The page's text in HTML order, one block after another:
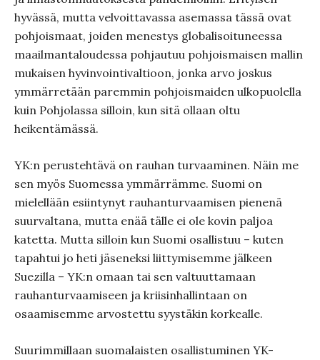
hyvässä, mutta velvoittavassa asemassa tässä ovat
pohjoismaat, joiden menestys globalisoituneessa
maailmantaloudessa pohjautuu pohjoismaisen mallin
mukaisen hyvinvointivaltioon, jonka arvo joskus
ymmärretään paremmin pohjoismaiden ulkopuolella
kuin Pohjolassa silloin, kun sitä ollaan oltu
heikentämässä.
YK:n perustehtävä on rauhan turvaaminen. Näin me
sen myös Suomessa ymmärrämme. Suomi on
mielellään esiintynyt rauhanturvaamisen pienenä
suurvaltana, mutta enää tälle ei ole kovin paljoa
katetta. Mutta silloin kun Suomi osallistuu – kuten
tapahtui jo heti jäseneksi liittymisemme jälkeen
Suezilla – YK:n omaan tai sen valtuuttamaan
rauhanturvaamiseen ja kriisinhallintaan on
osaamisemme arvostettu syystäkin korkealle.
Suurimmillaan suomalaisten osallistuminen YK-